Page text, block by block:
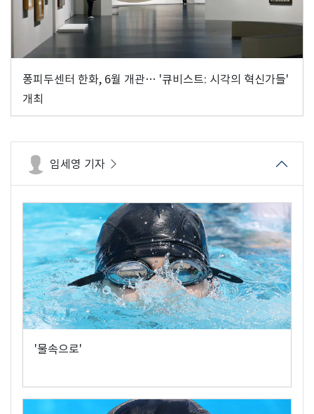
퐁피두센터 한화, 6월 개관… '큐비스트: 시각의 혁신가들'
개최
임세영 기자
'물속으로'